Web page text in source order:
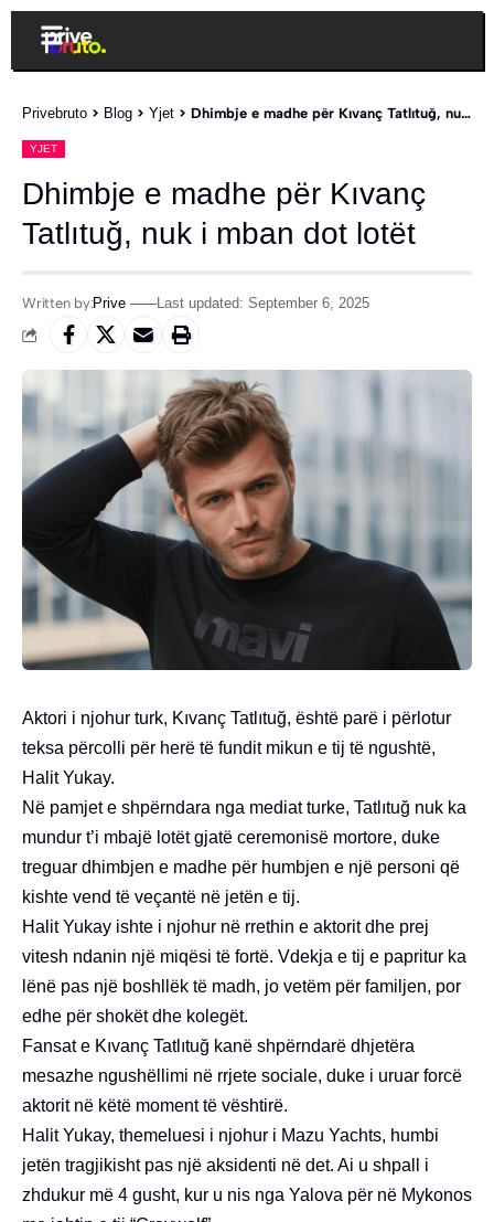
Privebruto > Blog > Yjet > Dhimbje e madhe për Kıvanç Tatlıtuğ, nuk i mban dot lotët
YJET
Dhimbje e madhe për Kıvanç
Tatlıtuğ, nuk i mban dot lotët
Written by:Prive Last updated: September 6, 2025
Aktori i njohur turk, Kıvanç Tatlıtuğ, është parë i përlotur
teksa përcolli për herë të fundit mikun e tij të ngushtë,
Halit Yukay.
Në pamjet e shpërndara nga mediat turke, Tatlıtuğ nuk ka
mundur t’i mbajë lotët gjatë ceremonisë mortore, duke
treguar dhimbjen e madhe për humbjen e një personi që
kishte vend të veçantë në jetën e tij.
Halit Yukay ishte i njohur në rrethin e aktorit dhe prej
vitesh ndanin një miqësi të fortë. Vdekja e tij e papritur ka
lënë pas një boshllëk të madh, jo vetëm për familjen, por
edhe për shokët dhe kolegët.
Fansat e Kıvanç Tatlıtuğ kanë shpërndarë dhjetëra
mesazhe ngushëllimi në rrjete sociale, duke i uruar forcë
aktorit në këtë moment të vështirë.
Halit Yukay, themeluesi i njohur i Mazu Yachts, humbi
jetën tragjikisht pas një aksidenti në det. Ai u shpall i
zhdukur më 4 gusht, kur u nis nga Yalova për në Mykonos